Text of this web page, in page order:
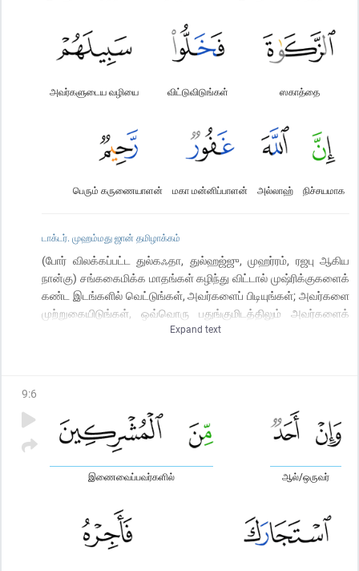
ஸகாத்தை
விட்டுவிடுங்கள்
அவர்களுடைய வழியை
நிச்சயமாக
அல்லாஹ்
மகா மன்னிப்பாளன்
பெரும் கருணையாளன்
டாக்டர். முஹம்மது ஜான் தமிழாக்கம்
(போர் விலக்கப்பட்ட துல்கஃதா, துல்ஹஜ்ஜு, முஹர்ரம், ரஜபு ஆகிய
நான்கு) சங்ககைமிக்க மாதங்கள் கழிந்து விட்டால் முஷ்ரிக்குகளைக்
கண்ட இடங்களில் வெட்டுங்கள், அவர்களைப் பிடியுங்கள்; அவர்களை
முற்றுகையிடுங்கள், ஒவ்வொரு பதுங்குமிடத்திலும் அவர்களைக்
குறிவைத்து உட்கார்ந்திருங்கள் - ஆனால் அவர்கள் (மனத்திருந்தி தம்
கிருபையுடையவனாகவும் இருக்கின்றான்.
Expand text
9:6
ஆல்/ஒருவர்
இணைவைப்பவர்களில்